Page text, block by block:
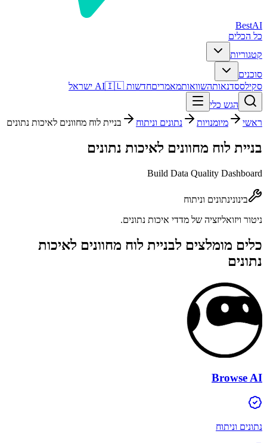
BestAI
כל הכלים
קטגוריות
סוכנים
סקילססדנאותהשוואותמאמריםחדשות AI 🇮🇱 ישראל
הגש כלי
ראשי
מיומנויות נתונים וניתוח בניית לוח מחוונים לאיכות נתונים
בניית לוח מחוונים לאיכות נתונים
Build Data Quality Dashboard
בינונינתונים וניתוח
ניטור ויזואליזציה של מדדי איכות נתונים.
כלים מומלצים לבניית לוח מחוונים לאיכות
נתונים
Browse AI
נתונים וניתוח